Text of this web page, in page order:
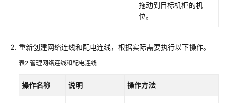
设
产
拖动到目标机柜的机
位。
重新创建网络连线和配电连线，根据实际需要执行以下操作。
表2 管理网络连线和配电连线
操作名称 说明 操作方法